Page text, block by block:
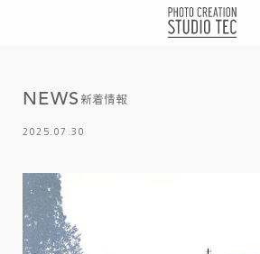
NEWS 新着情報
2025.07.30